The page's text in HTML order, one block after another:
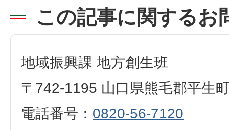
この記事に関するお
地域振興課 地方創生班
〒742-1195 山口県熊毛郡平生
電話番号： 0820-56-7120